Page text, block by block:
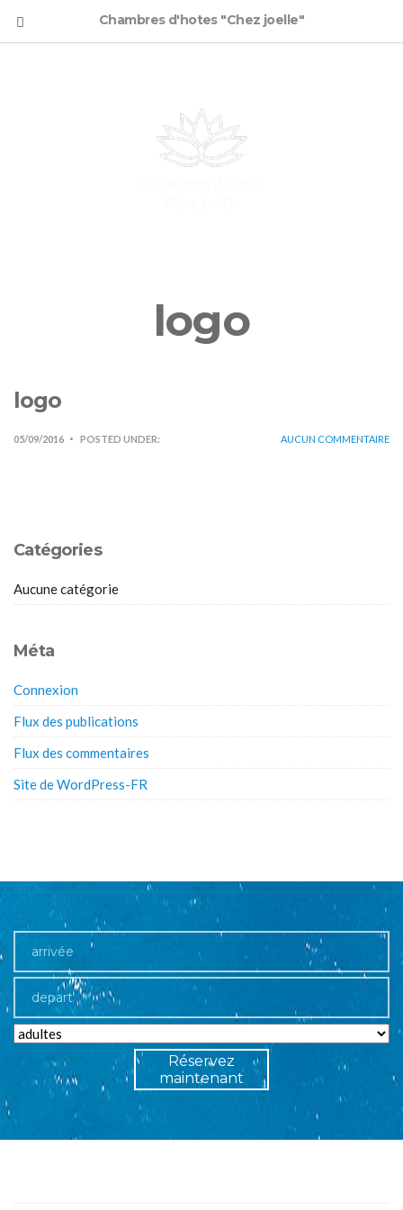
Chambres d'hotes "Chez joelle"
logo
logo
05/09/2016 POSTED UNDER: AUCUN COMMENTAIRE
Catégories
Aucune catégorie
Méta
Connexion
Flux des publications
Flux des commentaires
Site de WordPress-FR
Réservez
maintenant